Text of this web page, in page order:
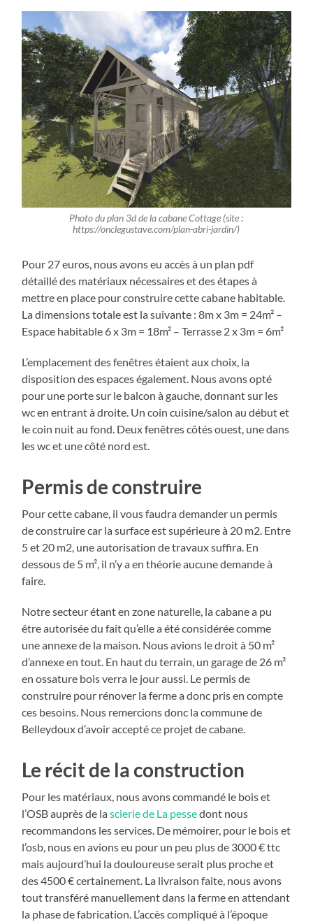
Photo du plan 3d de la cabane Cottage (site :
https://onclegustave.com/plan-abri-jardin/)
Pour 27 euros, nous avons eu accès à un plan pdf
détaillé des matériaux nécessaires et des étapes à
mettre en place pour construire cette cabane habitable.
La dimensions totale est la suivante : 8m x 3m = 24m² –
Espace habitable 6 x 3m = 18m² – Terrasse 2 x 3m = 6m²
L’emplacement des fenêtres étaient aux choix, la
disposition des espaces également. Nous avons opté
pour une porte sur le balcon à gauche, donnant sur les
wc en entrant à droite. Un coin cuisine/salon au début et
le coin nuit au fond. Deux fenêtres côtés ouest, une dans
les wc et une côté nord est.
Permis de construire
Pour cette cabane, il vous faudra demander un permis
de construire car la surface est supérieure à 20 m2. Entre
5 et 20 m2, une autorisation de travaux suffira. En
dessous de 5 m², il n’y a en théorie aucune demande à
faire.
Notre secteur étant en zone naturelle, la cabane a pu
être autorisée du fait qu’elle a été considérée comme
une annexe de la maison. Nous avions le droit à 50 m²
d’annexe en tout. En haut du terrain, un garage de 26 m²
en ossature bois verra le jour aussi. Le permis de
construire pour rénover la ferme a donc pris en compte
ces besoins. Nous remercions donc la commune de
Belleydoux d’avoir accepté ce projet de cabane.
Le récit de la construction
Pour les matériaux, nous avons commandé le bois et
l’OSB auprès de lascierie de La pessedont nous
recommandons les services. De mémoirer, pour le bois et
l’osb, nous en avions eu pour un peu plus de 3000 € ttc
mais aujourd’hui la douloureuse serait plus proche et
des 4500 € certainement. La livraison faite, nous avons
tout transféré manuellement dans la ferme en attendant
la phase de fabrication. L’accès compliqué à l’époque